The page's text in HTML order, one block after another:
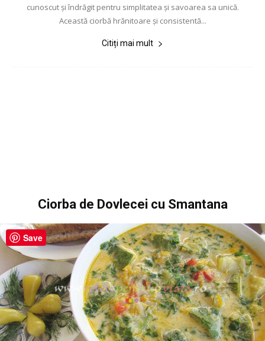
cunoscut și îndrăgit pentru simplitatea și savoarea sa unică.
Această ciorbă hrănitoare și consistentă...
Citiți mai mult
Ciorba de Dovlecei cu Smantana
Save